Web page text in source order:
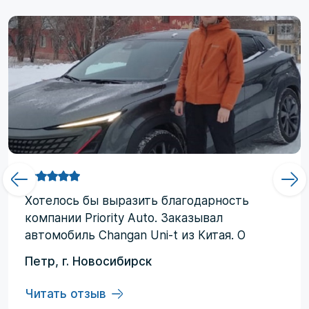
Хотелоcь бы выразить благодарность
компании Priority Аuto. Заказывал
автомобиль Changan Uni-t из Китая. О
компании узнал от друзей и коллег по
работе. Работал со мной менеджер
Евгений, логисты Ольга и Регина. В начале
Петр, г. Новосибирск
Читать отзыв